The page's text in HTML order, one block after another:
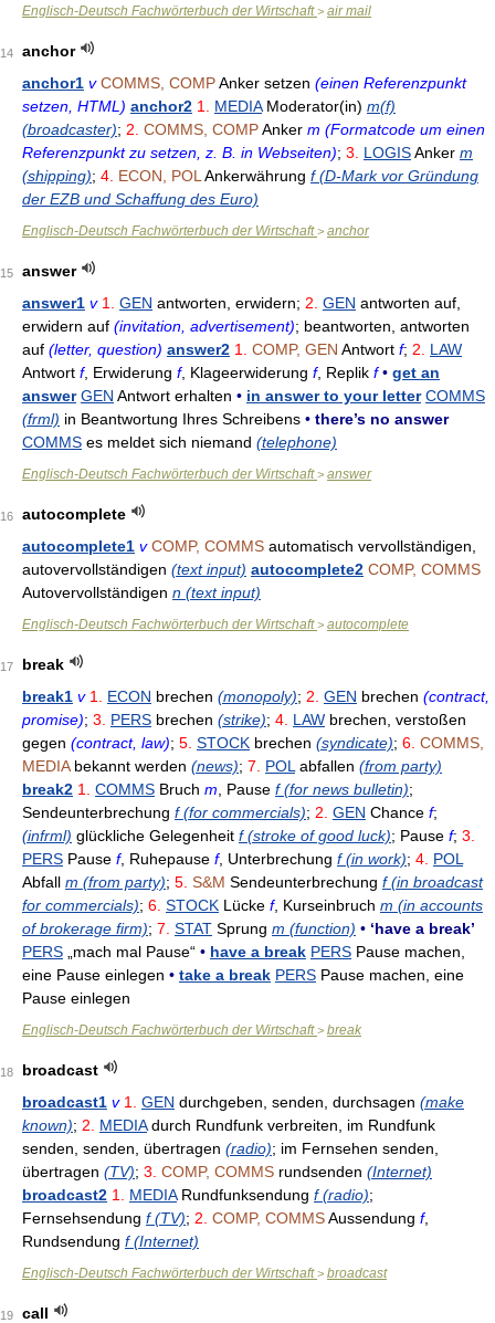
Englisch-Deutsch Fachwörterbuch der Wirtschaft> air mail
14
anchor
anchor1 v COMMS, COMPAnker setzen (einen Referenzpunkt
setzen, HTML) anchor2 1. MEDIAModerator(in) m(f)
(broadcaster); 2. COMMS, COMPAnker m (Formatcode um einen
Referenzpunkt zu setzen, z. B. in Webseiten); 3. LOGISAnker m
(shipping); 4. ECON, POL Ankerwährung f (D-Mark vor Gründung
der EZB und Schaffung des Euro)
Englisch-Deutsch Fachwörterbuch der Wirtschaft> anchor
15
answer
answer1 v 1. GEN antworten, erwidern; 2. GEN antworten auf,
erwidern auf (invitation, advertisement); beantworten, antworten
auf (letter, question) answer2 1. COMP, GEN Antwort f; 2.
LAW
Antwort f, Erwiderung f, Klageerwiderung f, Replik f • get an
answer GEN Antwort erhalten • in answer to your letter COMMS
(frml) in Beantwortung Ihres Schreibens • there’s no answer
COMMS es meldet sich niemand (telephone)
Englisch-Deutsch Fachwörterbuch der Wirtschaft> answer
16
autocomplete
autocomplete1 v COMP, COMMS automatisch vervollständigen,
autovervollständigen (text input) autocomplete2 COMP, COMMS
Autovervollständigen n (text input)
Englisch-Deutsch Fachwörterbuch der Wirtschaft> autocomplete
17
break
break1 v 1. ECON brechen (monopoly); 2. GEN brechen (contract,
promise); 3. PERS brechen (strike); 4. LAW brechen, verstoßen
gegen (contract, law); 5. STOCK brechen (syndicate); 6. COMMS,
MEDIAbekannt werden (news); 7. POL abfallen (from party)
break2 1. COMMS Bruch m , Pause f (for news bulletin);
Sendeunterbrechung f (for commercials); 2. GEN Chance f;
(infrml) glückliche Gelegenheit f (stroke of good luck); Pause f; 3.
PERS Pause f, Ruhepause f, Unterbrechung f (in work); 4. POL
Abfall m (from party); 5. S&M Sendeunterbrechung f (in broadcast
for commercials); 6. STOCK Lücke f, Kurseinbruch m (in accounts
of brokerage firm); 7. STAT Sprung m (function) • ‘have a break’
PERS „mach mal Pause“ • have a break PERS Pause machen,
eine Pause einlegen • take a break PERS Pause machen, eine
Pause einlegen
Englisch-Deutsch Fachwörterbuch der Wirtschaft> break
18
broadcast
broadcast1 v 1. GEN durchgeben, senden, durchsagen (make
known); 2. MEDIAdurch Rundfunk verbreiten, im Rundfunk
senden, senden, übertragen (radio); im Fernsehen senden,
übertragen (TV); 3. COMP, COMMS rundsenden (Internet)
broadcast2 1. MEDIARundfunksendung f (radio);
Fernsehsendung f (TV); 2. COMP, COMMSAussendung f,
Rundsendung f (Internet)
Englisch-Deutsch Fachwörterbuch der Wirtschaft> broadcast
19
call